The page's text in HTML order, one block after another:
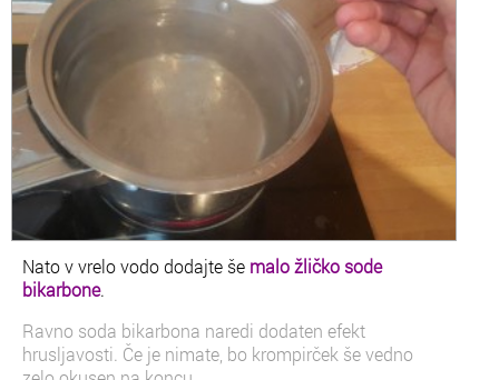
Nato v vrelo vodo dodajte še malo žličko sode
bikarbone.
Ravno soda bikarbona naredi dodaten efekt
hrusljavosti. Če je nimate, bo krompirček še vedno